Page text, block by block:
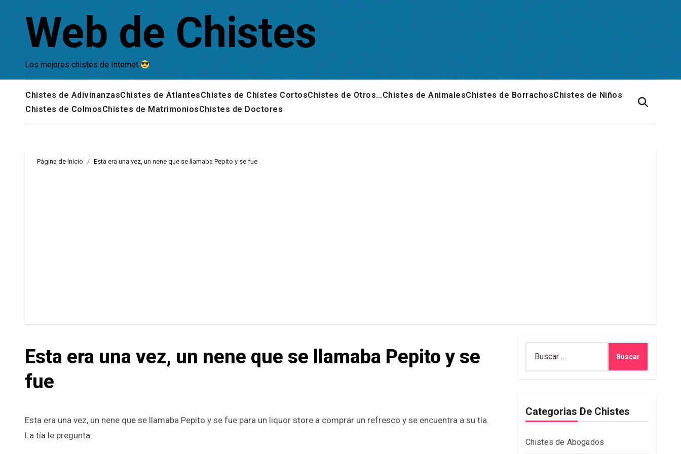
contenidoWeb de Chistes
Los mejores chistes de Internet
Chistes de AdivinanzasChistes de AtlantesChistes de Chistes CortosChistes de Otros…Chistes de AnimalesChistes de BorrachosChistes de Niños
Chistes de ColmosChistes de MatrimoniosChistes de Doctores
Página de inicio Esta era una vez, un nene que se llamaba Pepito y se fue
Esta era una vez, un nene que se llamaba Pepito y se
fue
Esta era una vez, un nene que se llamaba Pepito y se fue para un liquor store a comprar un refresco y se encuentra a su tía.
La tía le pregunta:
Categorias De Chistes
Chistes de Abogados